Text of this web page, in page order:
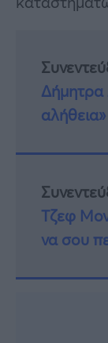
Δήμητρα
αλήθεια»
Τζεφ
να σου